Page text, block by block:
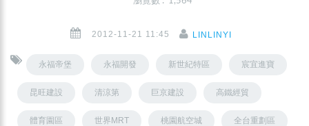
2012-11-21 11:45 LINLINYI
永福帝堡 永福開發 新世紀特區 宸宜進寶
昆旺建設 清涼第 巨京建設 高鐵經貿
體育園區 世界MRT 桃園航空城 全台重劃區